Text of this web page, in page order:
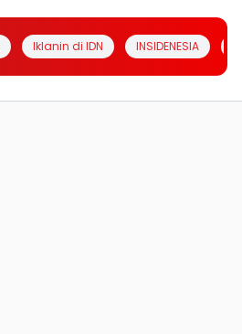
Iklanin di IDN INSIDENESIA